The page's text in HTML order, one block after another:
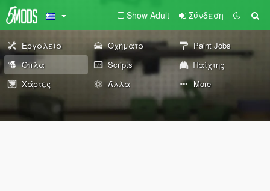
Show Adult Σύνδεση
Εργαλεία Οχήματα
Paint Jobs
Όπλα
Scripts
Παίχτης
Χάρτες
Άλλα More